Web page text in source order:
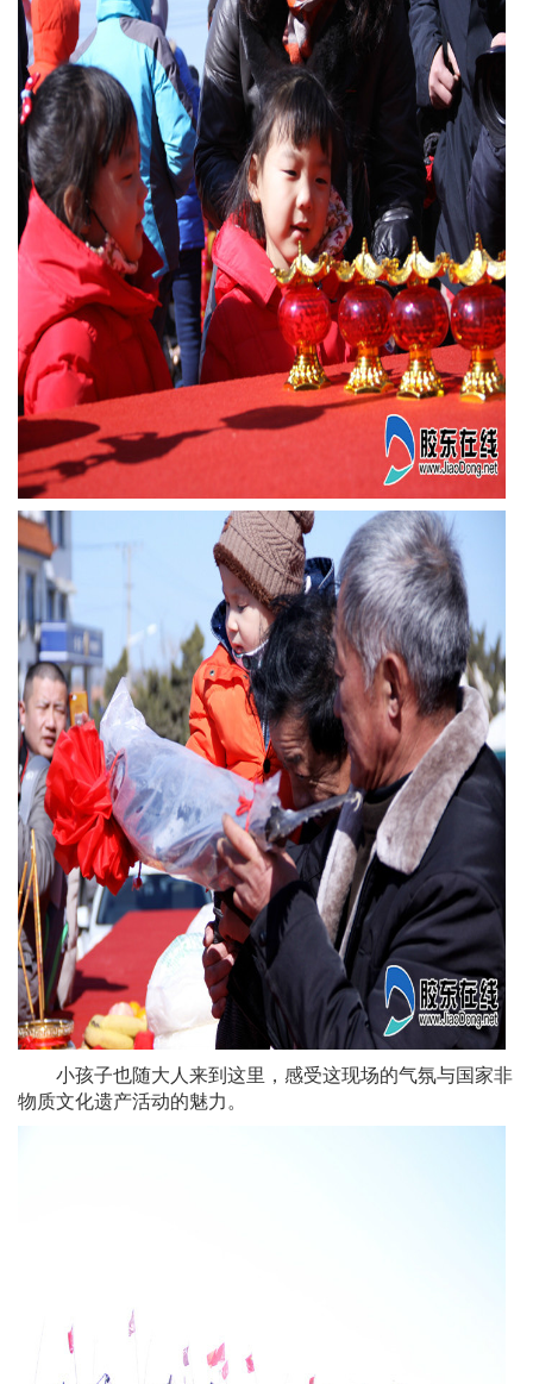
小孩子也随大人来到这里，感受这现场的气氛与国家非
物质文化遗产活动的魅力。